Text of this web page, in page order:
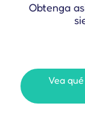
Obtenga
Vea